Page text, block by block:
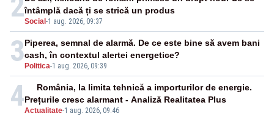
Social -1 aug. 2026, 09:37
întâmplă dacă ți se strică un produs
3 Politica-1 aug. 2026, 09:39
Piperea, semnal de alarmă. De ce este bine să avem bani
cash, în contextul alertei energetice?
4Actualitate-1 aug. 2026, 09:46
România, la limita tehnică a importurilor de energie.
Prețurile cresc alarmant - Analiză Realitatea Plus